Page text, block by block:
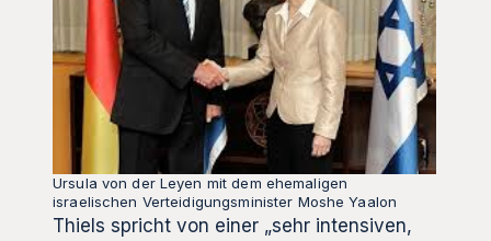
Ursula von der Leyen mit dem ehemaligen
israelischen Verteidigungsminister Moshe Yaalon
Thiels spricht von einer „sehr intensiven,